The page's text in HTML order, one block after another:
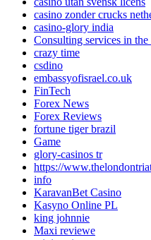
casino zonder crucks
casino-glory india
Consulting services in
crazy time
csdino
embassyofisrael.co.uk
FinTech
Forex News
Forex Reviews
fortune tiger brazil
Game
glory-casinos tr
https://
info
KaravanBet Casino
Kasyno Online PL
king johnnie
Maxi reviewe